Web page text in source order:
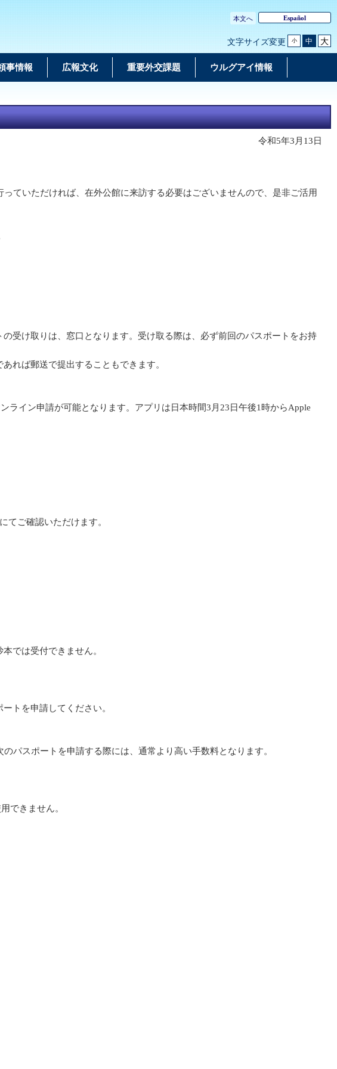
本文へ Español
文字サイズ変更 小 中 大
事情報 広報文化 重要外交課題 ウルグアイ情報
令和5年3月13日
ていただければ、在外公館に来訪する必要はございませんので、是非ご活用
受け取りは、窓口となります。受け取る際は、必ず前回のパスポートをお持
れば郵送で提出することもできます。
ライン申請が可能となります。アプリは日本時間3月23日午後1時からApple
てご確認いただけます。
では受付できません。
トを申請してください。
パスポートを申請する際には、通常より高い手数料となります。
できません。